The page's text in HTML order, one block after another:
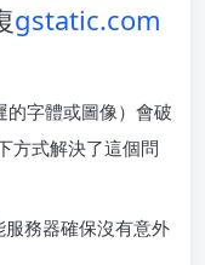
gstatic.com
的字體或圖像）會破
方式解決了這個問
服務器確保沒有意外